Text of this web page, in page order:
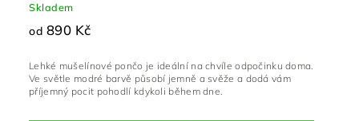
Skladem
od 890 Kč
Lehké mušelínové pončo je ideální na chvíle odpočinku doma.
Ve světle modré barvě působí jemně a svěže a dodá vám
příjemný pocit pohodlí kdykoli během dne.